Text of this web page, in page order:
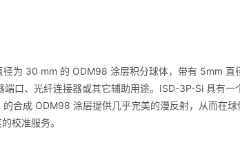
为 30 mm 的 ODM98 涂层积分球体，带有 5mm
端口、光纤连接器或其它辅助用途。ISD-3P-Si 具有
合成 ODM98 涂层提供几乎完美的漫反射，从而在
校准服务。